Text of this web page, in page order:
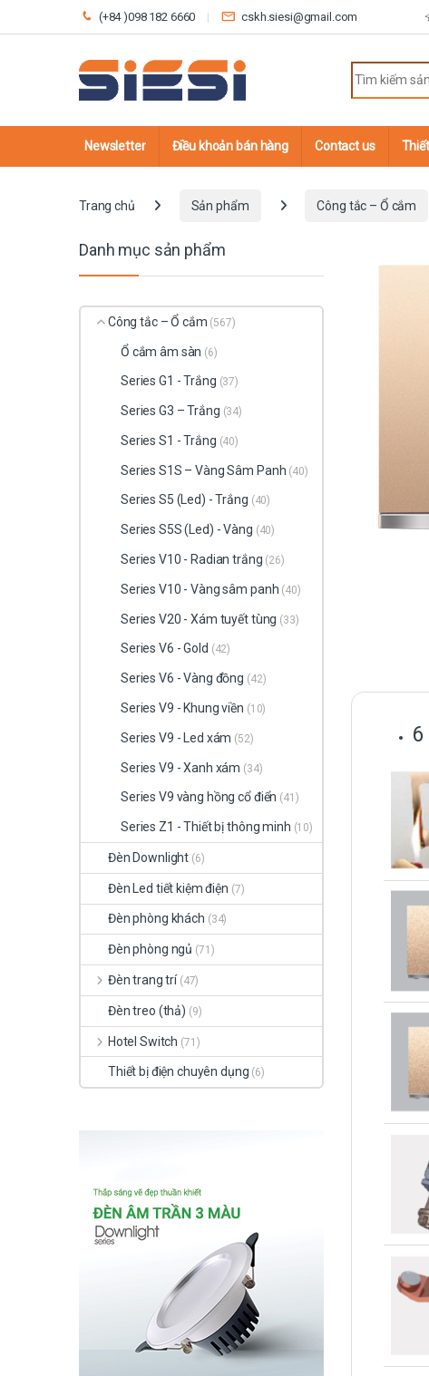
Skip to navigation
Skip to content
(+84 )098 182 6660 cskh.siesi@gmail.com
Newsletter Điều khoản bán hàng Contact us
Trang chủ Sản phẩm Công tắc – Ổ cắm
6
Danh mục sản phẩm
Công tắc – Ổ cắm (567)
Ổ cắm âm sàn (6)
Series G1 - Trắng (37)
Series G3 – Trắng (34)
Series S1 - Trắng (40)
Series S1S – Vàng Sâm Panh (40)
Series S5 (Led) - Trắng (40)
Series S5S (Led) - Vàng (40)
Series V10 - Radian trắng (26)
Series V10 - Vàng sâm panh (40)
Series V20 - Xám tuyết tùng (33)
Series V6 - Gold (42)
Series V6 - Vàng đồng (42)
Series V9 - Khung viền (10)
Series V9 - Led xám (52)
Series V9 - Xanh xám (34)
Series V9 vàng hồng cổ điển (41)
Series Z1 - Thiết bị thông minh (10)
Đèn Downlight (6)
Đèn Led tiết kiệm điện (7)
Đèn phòng khách (34)
Đèn phòng ngủ (71)
Đèn trang trí (47)
Đèn treo (thả) (9)
Hotel Switch (71)
Thiết bị điện chuyên dụng (6)